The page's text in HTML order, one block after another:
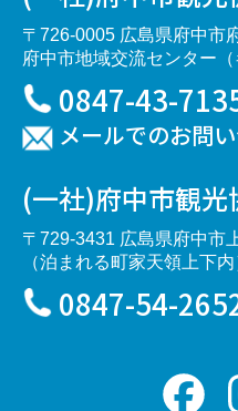
〒726-0005 広島県府中市
府中市地域交流センター（
0847-43-
メールでのお問
(一社)府中市観
〒729-3431 広島県府中市
（泊まれる町家天領上下内
0847-54-